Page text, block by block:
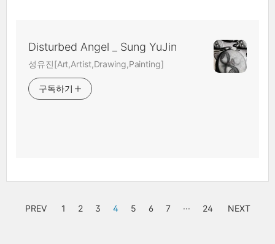
Disturbed Angel _ Sung YuJin
성유진[Art,Artist,Drawing,Painting]
구독하기
PREV 1 2 3 4 5 6 7 ··· 24 NEXT